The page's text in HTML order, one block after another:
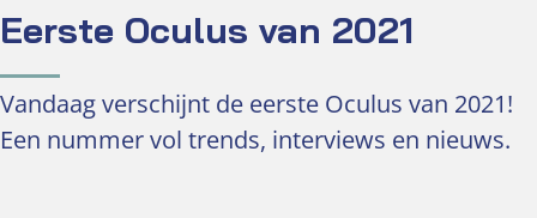
Optiekcentrum
Eerste Oculus van 2021
Vandaag verschijnt de eerste Oculus van 2021!
Een nummer vol trends, interviews en nieuws.